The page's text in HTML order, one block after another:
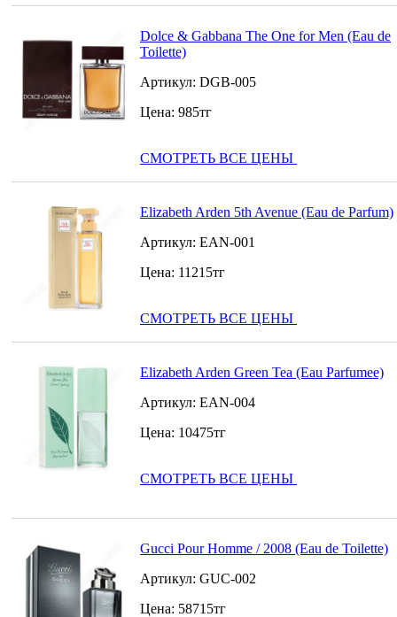
Dolce & Gabbana The One for Men (Eau de
Toilette)
Артикул: DGB-005
Цена: 985тг
СМОТРЕТЬ ВСЕ ЦЕНЫ
Elizabeth Arden 5th Avenue (Eau de Parfum)
Артикул: EAN-001
Цена: 11215тг
СМОТРЕТЬ ВСЕ ЦЕНЫ
Elizabeth Arden Green Tea (Eau Parfumee)
Артикул: EAN-004
Цена: 10475тг
СМОТРЕТЬ ВСЕ ЦЕНЫ
Gucci Pour Homme / 2008 (Eau de Toilette)
Артикул: GUC-002
Цена: 58715тг